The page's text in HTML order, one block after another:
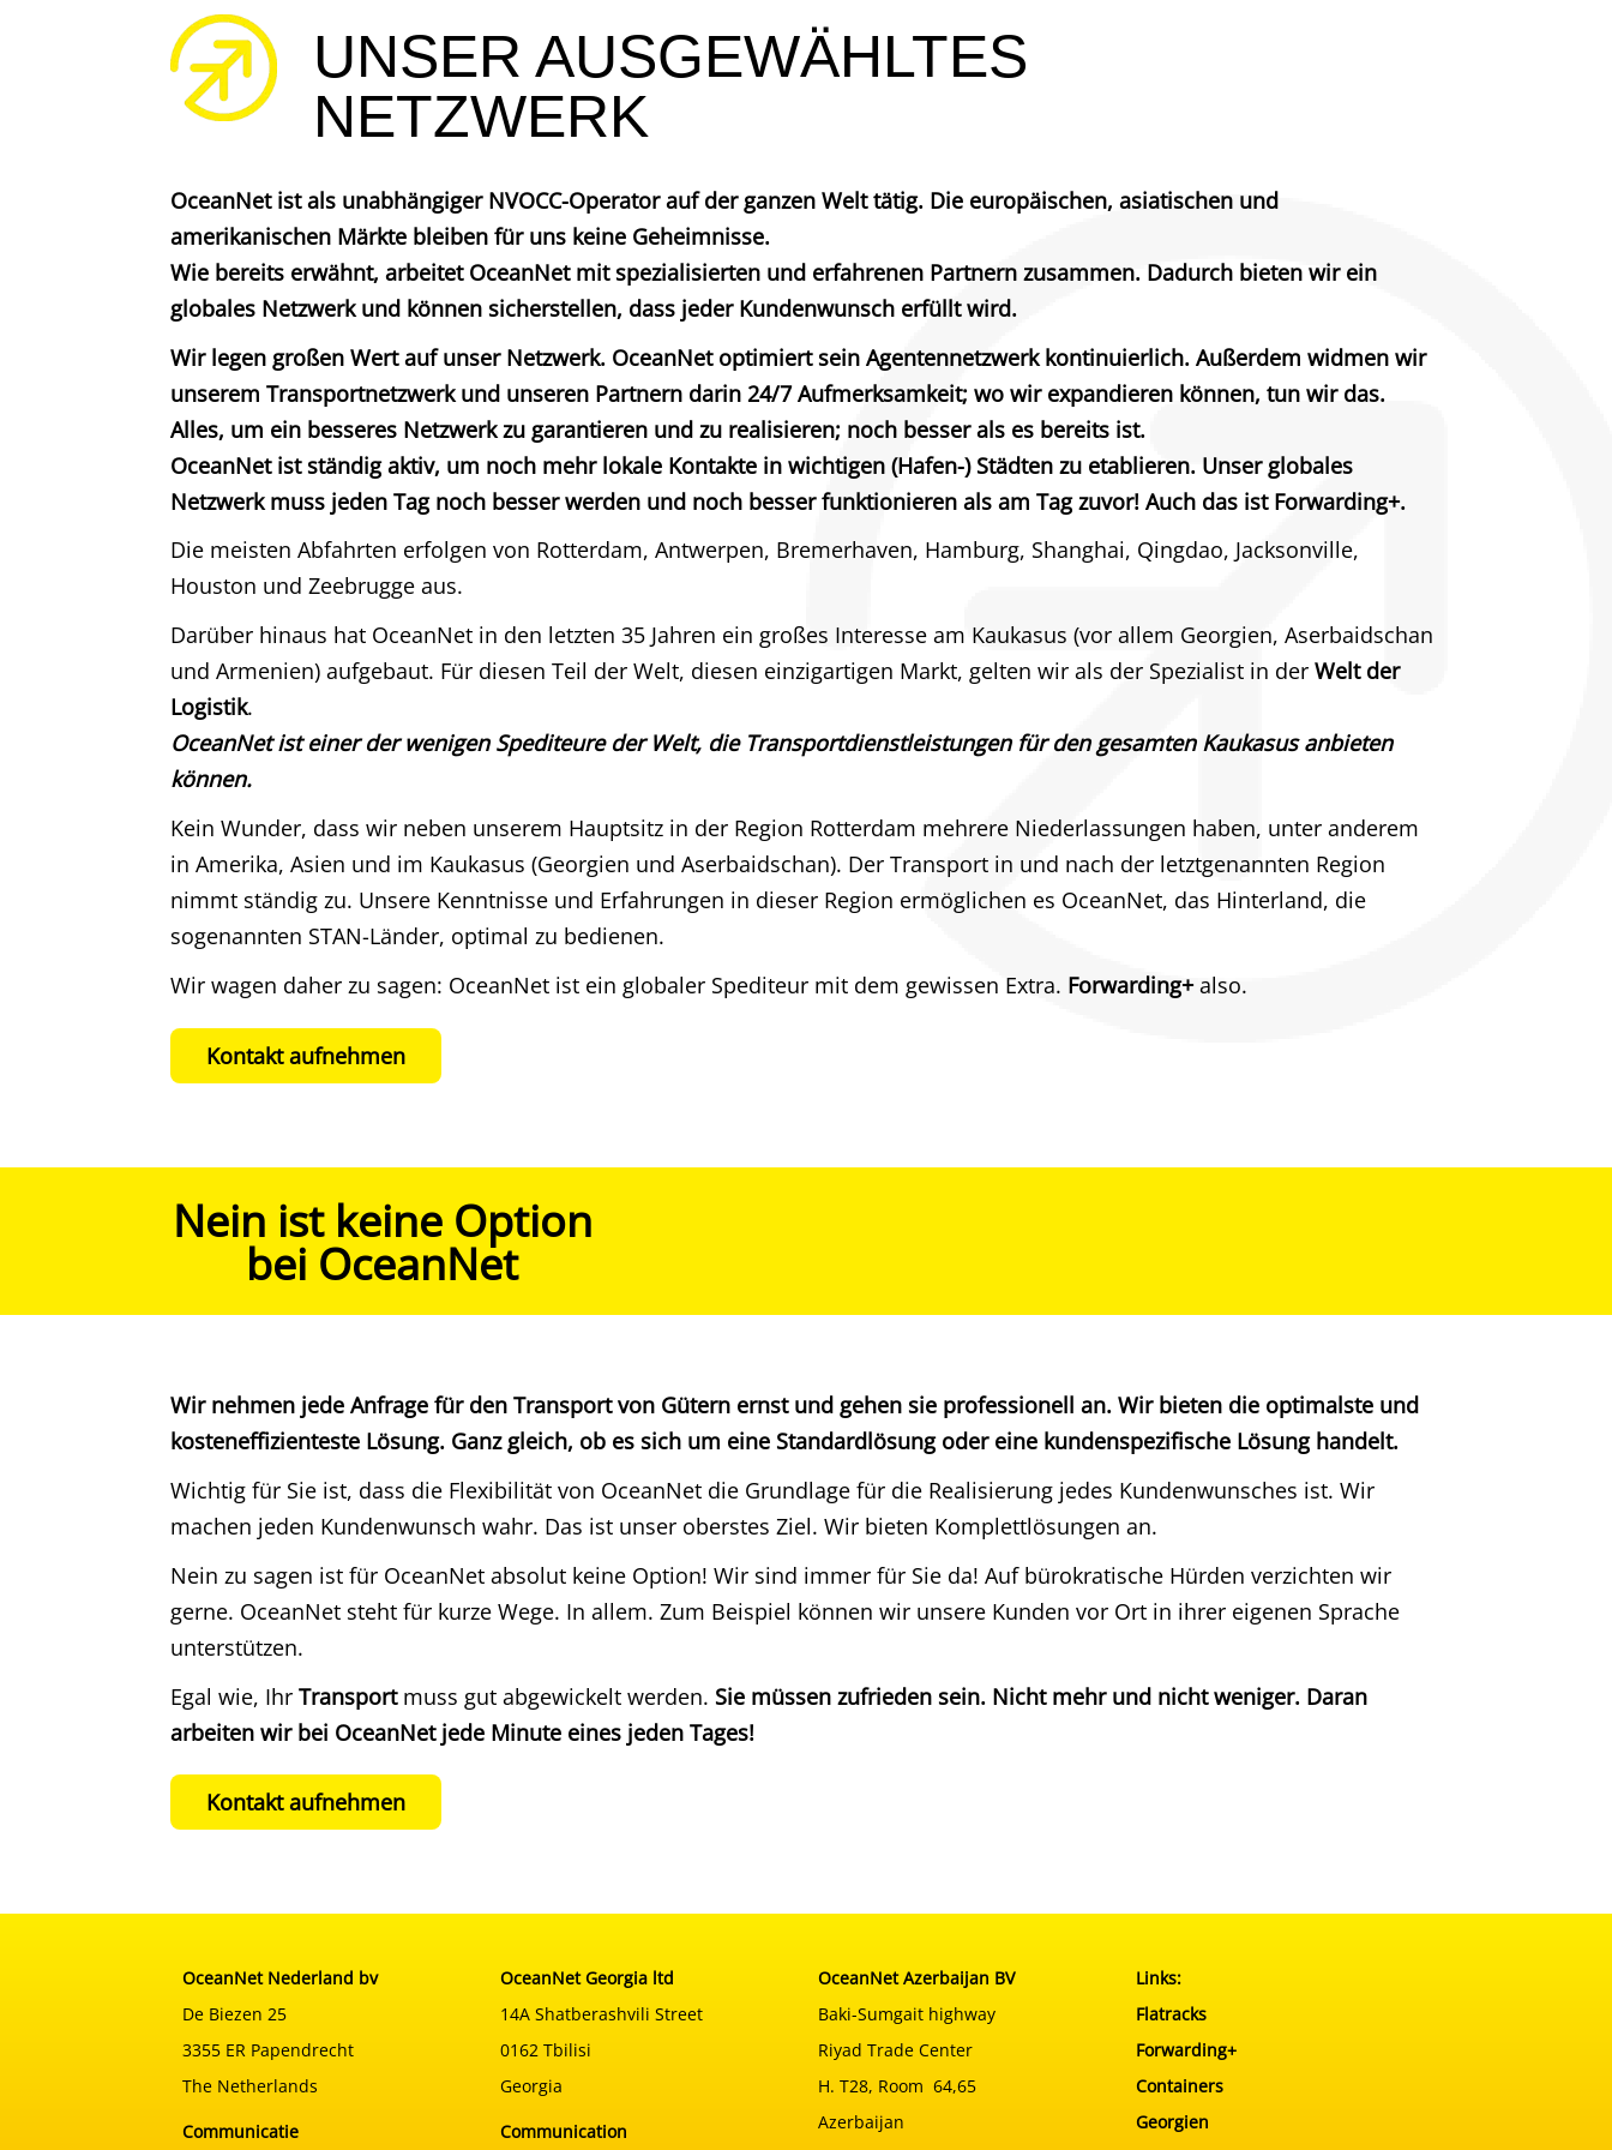
UNSER AUSGEWÄHLTES
NETZWERK
OceanNet ist als unabhängiger NVOCC-Operator auf der ganzen Welt tätig. Die europäischen, asiatischen und
amerikanischen Märkte bleiben für uns keine Geheimnisse.
Wie bereits erwähnt, arbeitet OceanNet mit spezialisierten und erfahrenen Partnern zusammen. Dadurch bieten wir ein
globales Netzwerk und können sicherstellen, dass jeder Kundenwunsch erfüllt wird.
Wir legen großen Wert auf unser Netzwerk. OceanNet optimiert sein Agentennetzwerk kontinuierlich. Außerdem widmen wir
unserem Transportnetzwerk und unseren Partnern darin 24/7 Aufmerksamkeit; wo wir expandieren können, tun wir das.
Alles, um ein besseres Netzwerk zu garantieren und zu realisieren; noch besser als es bereits ist.
OceanNet ist ständig aktiv, um noch mehr lokale Kontakte in wichtigen (Hafen-) Städten zu etablieren. Unser globales
Netzwerk muss jeden Tag noch besser werden und noch besser funktionieren als am Tag zuvor! Auch das ist Forwarding+.
Die meisten Abfahrten erfolgen von Rotterdam, Antwerpen, Bremerhaven, Hamburg, Shanghai, Qingdao, Jacksonville,
Houston und Zeebrugge aus.
Darüber hinaus hat OceanNet in den letzten 35 Jahren ein großes Interesse am Kaukasus (vor allem Georgien, Aserbaidschan
und Armenien) aufgebaut. Für diesen Teil der Welt, diesen einzigartigen Markt, gelten wir als der Spezialist in der Welt der
Logistik.
OceanNet ist einer der wenigen Spediteure der Welt, die Transportdienstleistungen für den gesamten Kaukasus anbieten
können.
Kein Wunder, dass wir neben unserem Hauptsitz in der Region Rotterdam mehrere Niederlassungen haben, unter anderem
in Amerika, Asien und im Kaukasus (Georgien und Aserbaidschan). Der Transport in und nach der letztgenannten Region
nimmt ständig zu. Unsere Kenntnisse und Erfahrungen in dieser Region ermöglichen es OceanNet, das Hinterland, die
sogenannten STAN-Länder, optimal zu bedienen.
Wir wagen daher zu sagen: OceanNet ist ein globaler Spediteur mit dem gewissen Extra. Forwarding+also.
Kontakt aufnehmen
Nein ist keine Option
bei OceanNet
Wir nehmen jede Anfrage für den Transport von Gütern ernst und gehen sie professionell an. Wir bieten die optimalste und
kosteneffizienteste Lösung. Ganz gleich, ob es sich um eine Standardlösung oder eine kundenspezifische Lösung handelt.
Wichtig für Sie ist, dass die Flexibilität von OceanNet die Grundlage für die Realisierung jedes Kundenwunsches ist. Wir
machen jeden Kundenwunsch wahr. Das ist unser oberstes Ziel. Wir bieten Komplettlösungen an.
Nein zu sagen ist für OceanNet absolut keine Option! Wir sind immer für Sie da! Auf bürokratische Hürden verzichten wir
gerne. OceanNet steht für kurze Wege. In allem. Zum Beispiel können wir unsere Kunden vor Ort in ihrer eigenen Sprache
unterstützen.
Egal wie, Ihr Transportmuss gut abgewickelt werden. Sie müssen zufrieden sein. Nicht mehr und nicht weniger. Daran
arbeiten wir bei OceanNet jede Minute eines jeden Tages!
Kontakt aufnehmen
OceanNet Nederland bv
De Biezen 25
3355 ER Papendrecht
The Netherlands
Communicatie
OceanNet Georgia ltd
14A Shatberashvili Street
0162 Tbilisi
Georgia
Communication
OceanNet Azerbaijan BV
Baki-Sumgait highway
Riyad Trade Center
H. T28, Room 64,65
Azerbaijan
Links:
Flatracks
Forwarding+
Containers
Georgien